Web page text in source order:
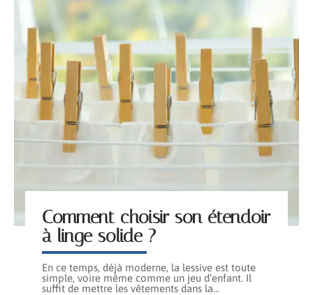
Comment choisir son étendoir
à linge solide ?
En ce temps, déjà moderne, la lessive est toute
simple, voire même comme un jeu d’enfant. Il
suffit de mettre les vêtements dans la…